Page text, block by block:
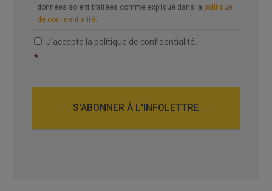
t
e
n
données soient traitées comme expliqué dans la politique
de confidentialité.
J’accepte la politique de confidentialité.
*